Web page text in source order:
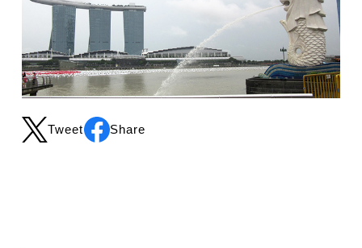
Tweet Share